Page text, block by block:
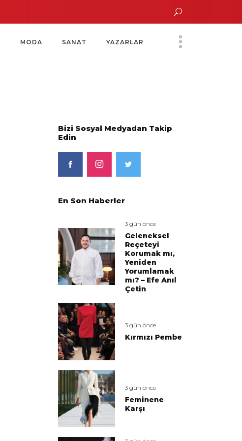
Yoko Ono Sergisi Özel Bir Davetle Açıldı
MODA SANAT YAZARLAR
Bizi Sosyal Medyadan Takip
Edin
En Son Haberler
3 gün önce
Geleneksel
Reçeteyi
Korumak mı,
Yeniden
Yorumlamak
mı? – Efe Anıl
Çetin
3 gün önce
Kırmızı Pembe
3 gün önce
Feminene
Karşı